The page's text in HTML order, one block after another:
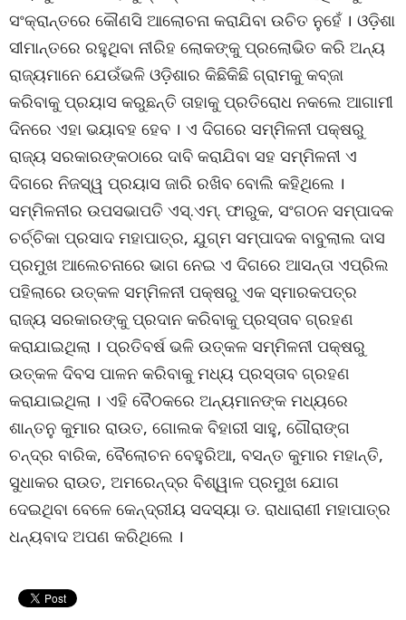
ସଂକ୍ରାନ୍ତରେ କୌଣସି ଆଲୋଚନା କରାଯିବା ଉଚିତ ନୁହେଁ । ଓଡ଼ିଶା
ସୀମାନ୍ତରେ ରହୁଥିବା ନୀରିହ ଲୋକଙ୍କୁ ପ୍ରଲୋଭିତ କରି ଅନ୍ୟ
ରାଜ୍ୟମାନେ ଯେଉଁଭଳି ଓଡ଼ିଶାର କିଛିକିଛି ଗ୍ରାମକୁ କବ୍‌ଜା
କରିବାକୁ ପ୍ରୟାସ କରୁଛନ୍ତି ତାହାକୁ ପ୍ରତିରୋଧ ନକଲେ ଆଗାମୀ
ଦିନରେ ଏହା ଭୟାବହ ହେବ । ଏ ଦିଗରେ ସମ୍ମିଳନୀ ପକ୍ଷରୁ
ରାଜ୍ୟ ସରକାରଙ୍କଠାରେ ଦାବି କରାଯିବା ସହ ସମ୍ମିଳନୀ ଏ
ଦିଗରେ ନିଜସ୍ୱ ପ୍ରୟାସ ଜାରି ରଖିବ ବୋଲି କହିଥିଲେ ।
ସମ୍ମିଳନୀର ଉପସଭାପତି ଏସ୍‌.ଏମ୍‌. ଫାରୁକ, ସଂଗଠନ ସମ୍ପାଦକ
ଚର୍ଚ୍ଚିକା ପ୍ରସାଦ ମହାପାତ୍ର, ଯୁଗ୍ମ ସମ୍ପାଦକ ବାବୁଲାଲ ଦାସ
ପ୍ରମୁଖ ଆଲେଚନାରେ ଭାଗ ନେଇ ଏ ଦିଗରେ ଆସନ୍ତା ଏପ୍ରିଲ
ପହିଲାରେ ଉତ୍କଳ ସମ୍ମିଳନୀ ପକ୍ଷରୁ ଏକ ସ୍ମାରକପତ୍ର
ରାଜ୍ୟ ସରକାରଙ୍କୁ ପ୍ରଦାନ କରିବାକୁ ପ୍ରସ୍ତାବ ଗ୍ରହଣ
କରାଯାଇଥିଲା । ପ୍ରତିବର୍ଷ ଭଳି ଉତ୍କଳ ସମ୍ମିଳନୀ ପକ୍ଷରୁ
ଉତ୍କଳ ଦିବସ ପାଳନ କରିବାକୁ ମଧ୍ୟ ପ୍ରସ୍ତାବ ଗ୍ରହଣ
କରାଯାଇଥିଲା । ଏହି ବୈଠକରେ ଅନ୍ୟମାନଙ୍କ ମଧ୍ୟରେ
ଶାନ୍ତନୁ କୁମାର ରାଉତ, ଗୋଲକ ବିହାରୀ ସାହୁ, ଗୌରାଙ୍ଗ
ଚନ୍ଦ୍ର ବାରିକ, ବୈଲୋଚନ ବେହୁରିଆ, ବସନ୍ତ କୁମାର ମହାନ୍ତି,
ସୁଧାକର ରାଉତ, ଅମରେନ୍ଦ୍ର ବିଶ୍ୱାଳ ପ୍ରମୁଖ ଯୋଗ
ଦେଇଥିବା ବେଳେ କେନ୍ଦ୍ରୀୟ ସଦସ୍ୟା ଡ. ରାଧାରାଣୀ ମହାପାତ୍ର
ଧନ୍ୟବାଦ ଅପଣ କରିଥିଲେ ।